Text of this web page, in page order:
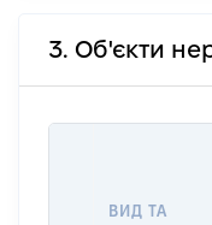
3. Об'єкти
ВИД ТА